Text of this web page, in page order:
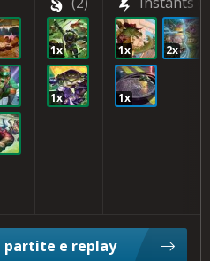
1x
1x
1x 2x
1x
partite e replay